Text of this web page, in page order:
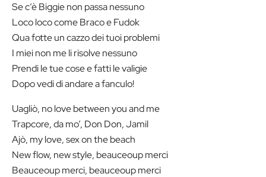
Se c’è Biggie non passa nessuno
Loco loco come Braco e Fudok
Qua fotte un cazzo dei tuoi problemi
I miei non me li risolve nessuno
Prendi le tue cose e fatti le valigie
Dopo vedi di andare a fanculo!
Uagliò, no love between you and me
Trapcore, da mo’, Don Don, Jamil
Ajò, my love, sex on the beach
New flow, new style, beauceoup merci
Beauceoup merci, beauceoup merci